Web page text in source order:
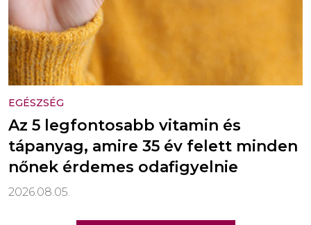
EGÉSZSÉG
Az 5 legfontosabb vitamin és
tápanyag, amire 35 év felett minden
nőnek érdemes odafigyelnie
2026.08.05.